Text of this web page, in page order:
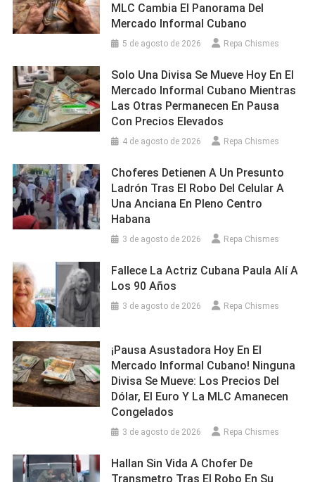
MLC Cambia El Panorama Del
Mercado Informal Cubano
5 de agosto de 2026 Repa Chismes
Solo Una Divisa Se Mueve Hoy En El
Mercado Informal Cubano Mientras
Las Otras Permanecen En Pausa
Con Precios Elevados
4 de agosto de 2026 Repa Chismes
Choferes Detienen A Un Presunto
Ladrón Tras El Robo Del Celular A
Una Anciana En Pleno Centro
Habana
3 de agosto de 2026 Repa Chismes
Fallece La Actriz Cubana Paula Alí A
Los 90 Años
3 de agosto de 2026 Repa Chismes
¡Pausa Asustadora Hoy En El
Mercado Informal Cubano! Ninguna
Divisa Se Mueve: Los Precios Del
Dólar, El Euro Y La MLC Amanecen
Congelados
3 de agosto de 2026 Repa Chismes
Hallan Sin Vida A Chofer De
Transmetro Tras El Robo En Su